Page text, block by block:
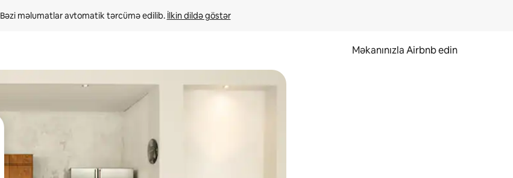
Bəzi məlumatlar avtomatik tərcümə edilib. İlkin dildə göstər
Məkanınızla Airbnb edin